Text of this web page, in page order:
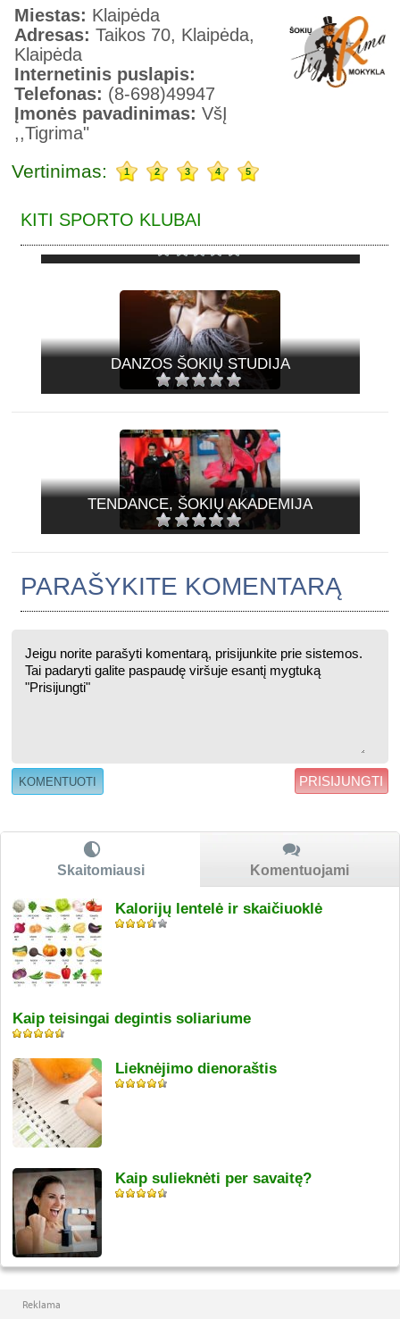
Miestas: Klaipėda
Adresas:Taikos 70, Klaipėda,
Klaipėda
Internetinis puslapis:
Telefonas: (8-698)49947
Įmonės pavadinimas:VšĮ
,,Tigrima"
Vertinimas: 1 2 3 4 5
KITI SPORTO KLUBAI
DANZOS ŠOKIŲ STUDIJA
TENDANCE, ŠOKIŲ AKADEMIJA
PARAŠYKITE KOMENTARĄ
PRISIJUNGTI
Skaitomiausi Komentuojami
Kalorijų lentelė ir skaičiuoklė
Kaip teisingai degintis soliariume
Lieknėjimo dienoraštis
Kaip sulieknėti per savaitę?
Reklama